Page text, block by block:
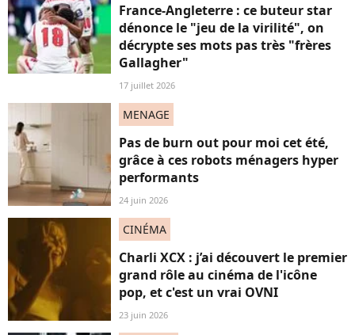
France-Angleterre : ce buteur star
dénonce le "jeu de la virilité", on
décrypte ses mots pas très "frères
Gallagher"
17 juillet 2026
MENAGE
Pas de burn out pour moi cet été,
grâce à ces robots ménagers hyper
performants
24 juin 2026
CINÉMA
Charli XCX : j’ai découvert le premier
grand rôle au cinéma de l'icône
pop, et c'est un vrai OVNI
23 juin 2026